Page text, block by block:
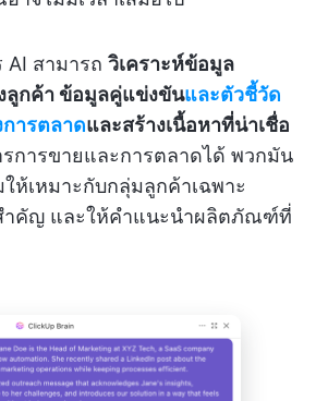
AI สามารถ วิเคราะห์ข้อมูล
ลูกค้า ข้อมูลคู่แข่งขันและตัวชี้วัด
ารตลาดและสร้างเนื้อหาที่น่าเชื่อ
รการขายและการตลาดได้ พวกมัน
ห้เหมาะกับกลุ่มลูกค้าเฉพาะ
ำคัญ และให้คำแนะนำผลิตภัณฑ์ที่